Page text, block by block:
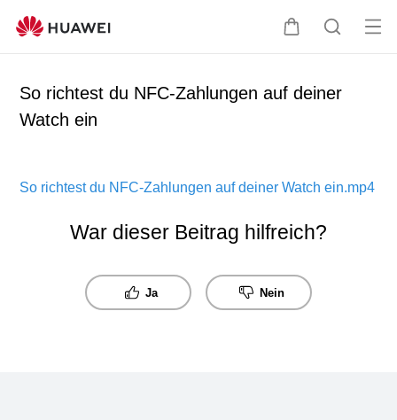
So richtest du NFC-Zahlungen auf deiner
Watch ein
So richtest du NFC-Zahlungen auf deiner Watch ein.mp4
War dieser Beitrag hilfreich?
Ja Nein